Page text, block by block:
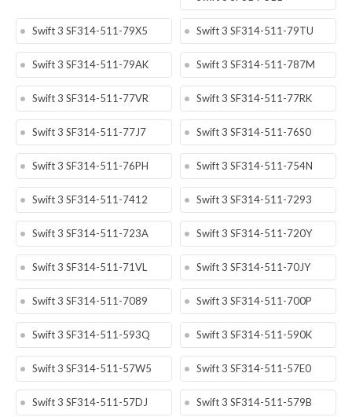
Swift 3 SF314-511-79X5 Swift 3 SF314-511-79TU
Swift 3 SF314-511-79AK Swift 3 SF314-511-787M
Swift 3 SF314-511-77VR Swift 3 SF314-511-77RK
Swift 3 SF314-511-77J7 Swift 3 SF314-511-76S0
Swift 3 SF314-511-76PH Swift 3 SF314-511-754N
Swift 3 SF314-511-7412 Swift 3 SF314-511-7293
Swift 3 SF314-511-723A Swift 3 SF314-511-720Y
Swift 3 SF314-511-71VL Swift 3 SF314-511-70JY
Swift 3 SF314-511-7089 Swift 3 SF314-511-700P
Swift 3 SF314-511-593Q Swift 3 SF314-511-590K
Swift 3 SF314-511-57W5 Swift 3 SF314-511-57E0
Swift 3 SF314-511-57DJ Swift 3 SF314-511-579B